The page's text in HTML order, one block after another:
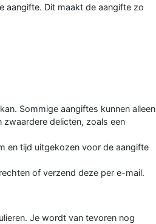
aangifte. Dit maakt de aangifte zo
Sommige aangiftes kunnen alleen
delicten, zoals een
en tijd uitgekozen voor de aangifte
of verzend deze per e-mail.
Je wordt van tevoren nog